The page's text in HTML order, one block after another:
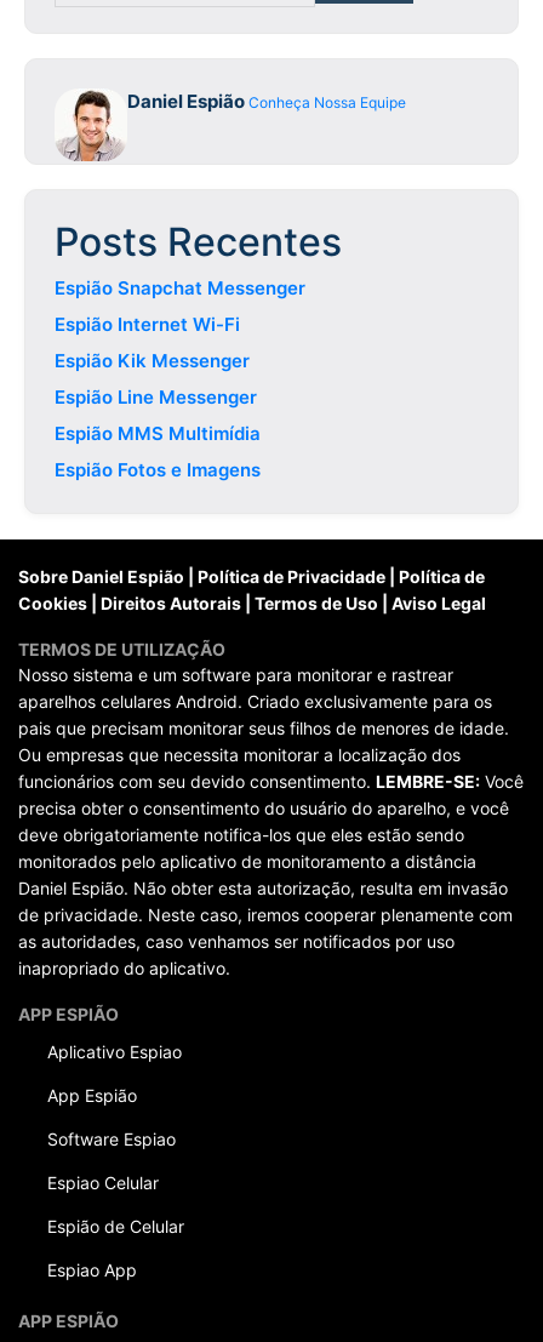
Daniel Espião Conheça Nossa Equipe
Posts Recentes
Espião Snapchat Messenger
Espião Internet Wi-Fi
Espião Kik Messenger
Espião Line Messenger
Espião MMS Multimídia
Espião Fotos e Imagens
Sobre Daniel Espião Política de Privacidade
Política de
Cookies
Direitos Autorais Termos de Uso Aviso Legal
TERMOS DE UTILIZAÇÃO
Nosso sistema e um software para monitorar e rastrear
aparelhos celulares Android. Criado exclusivamente para os
pais que precisam monitorar seus filhos de menores de idade.
Ou empresas que necessita monitorar a localização dos
funcionários com seu devido consentimento. LEMBRE-SE: Você
precisa obter o consentimento do usuário do aparelho, e você
deve obrigatoriamente notifica-los que eles estão sendo
monitorados pelo aplicativo de monitoramento a distância
Daniel Espião. Não obter esta autorização, resulta em invasão
de privacidade. Neste caso, iremos cooperar plenamente com
as autoridades, caso venhamos ser notificados por uso
inapropriado do aplicativo.
APP ESPIÃO
Aplicativo Espiao
App Espião
Software Espiao
Espiao Celular
Espião de Celular
Espiao App
APP ESPIÃO